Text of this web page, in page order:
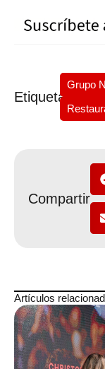
Etiquetas
Grupo
Compartir
Artículos